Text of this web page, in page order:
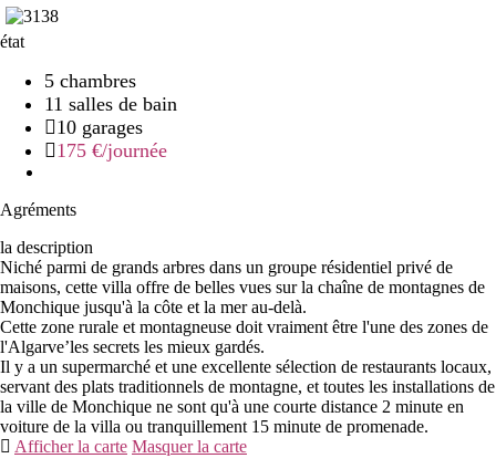
état
5 chambres
11 salles de bain
10 garages
175 €/journée
Agréments
la description
Niché parmi de grands arbres dans un groupe résidentiel privé de
maisons, cette villa offre de belles vues sur la chaîne de montagnes de
Monchique jusqu'à la côte et la mer au-delà.
Cette zone rurale et montagneuse doit vraiment être l'une des zones de
l'Algarve’les secrets les mieux gardés.
Il y a un supermarché et une excellente sélection de restaurants locaux,
servant des plats traditionnels de montagne, et toutes les installations de
la ville de Monchique ne sont qu'à une courte distance 2 minute en
voiture de la villa ou tranquillement 15 minute de promenade.
Afficher la carte Masquer la carte